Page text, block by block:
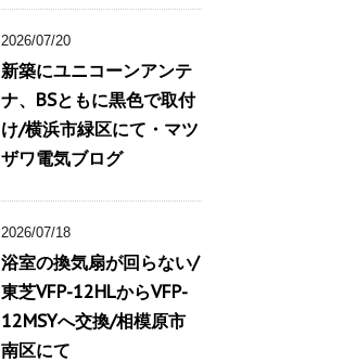
2026/07/20
新築にユニコーンアンテ
ナ、BSともに黒色で取付
け/横浜市緑区にて・マツ
ザワ電気ブログ
2026/07/18
浴室の換気扇が回らない/
東芝VFP-12HLからVFP-
12MSYへ交換/相模原市
南区にて